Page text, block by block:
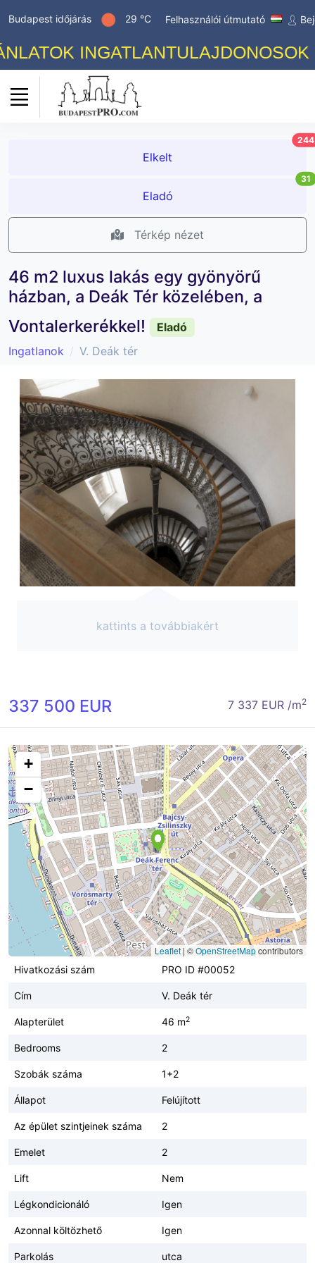
Budapest időjárás 29 °C Felhasználói útmutató
Elkelt
244
Eladó
31
Térkép nézet
46 m2 luxus lakás egy gyönyörű
házban, a Deák Tér közelében, a
Vontalerkerékkel!
Eladó
Ingatlanok
V. Deák tér
kattints a továbbiakért
337 500 EUR 7 337 EUR /m2
+
−
Leaflet |©OpenStreetMapcontributors
Hivatkozási szám
PRO ID #00052
Cím V. Deák tér
Alapterület 46 m2
Bedrooms 2
Szobák száma 1+2
Állapot Felújított
Az épület szintjeinek száma 2
Emelet 2
Lift Nem
Légkondicionáló Igen
Azonnal költözhető Igen
Parkolás utca